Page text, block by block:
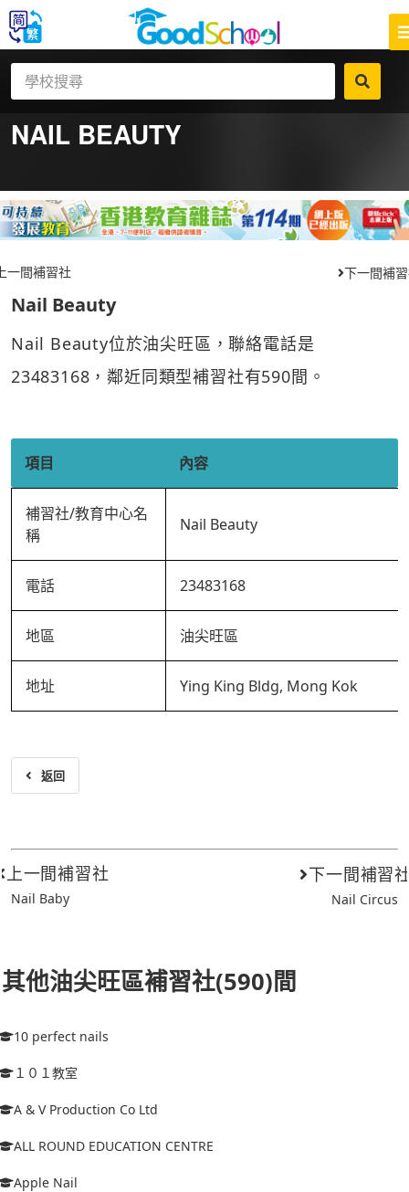
NAIL BEAUTY
一間補習社 下一間補
Nail Beauty
Nail Beauty位於油尖旺區，聯絡電話是
23483168，鄰近同類型補習社有590間。
項目 內容
補習社/教育中心名
稱
Nail Beauty
電話 23483168
地區 油尖旺區
地址 Ying King Bldg, Mong Kok
返回
上一間補習社
Nail Baby
下一間補習
Nail Circus
其他油尖旺區補習社(590)間
10 perfect nails
１０１教室
A & V Production Co Ltd
ALL ROUND EDUCATION CENTRE
Apple Nail